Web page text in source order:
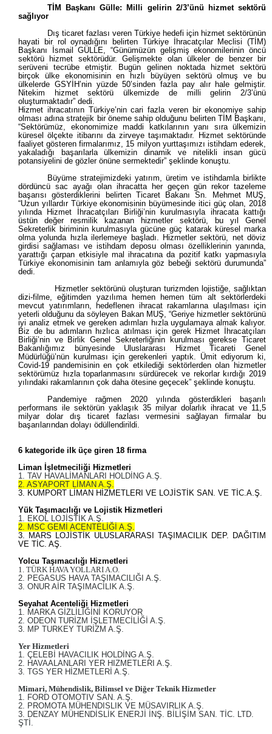
TİM Başkanı Gülle: Milli gelirin 2/3’ünü hizmet sektörü
sağlıyor
Dış ticaret fazlası veren Türkiye hedefi için hizmet sektörünün
hayati bir rol oynadığını belirten Türkiye İhracatçılar Meclisi (TİM)
Başkanı İsmail GÜLLE, “Günümüzün gelişmiş ekonomilerinin öncü
sektörü hizmet sektörüdür. Gelişmekte olan ülkeler de benzer bir
serüveni tecrübe etmiştir. Bugün gelinen noktada hizmet sektörü
birçok ülke ekonomisinin en hızlı büyüyen sektörü olmuş ve bu
ülkelerde GSYİH’nin yüzde 50’sinden fazla pay alır hale gelmiştir.
Nitekim hizmet sektörü ülkemizde de milli gelirin 2/3’ünü
oluşturmaktadır” dedi.
Hizmet ihracatının Türkiye’nin cari fazla veren bir ekonomiye sahip
olması adına stratejik bir öneme sahip olduğunu belirten TİM Başkanı,
“Sektörümüz, ekonomimize maddi katkılarının yanı sıra ülkemizin
küresel ölçekte itibarını da zirveye taşımaktadır. Hizmet sektöründe
faaliyet gösteren firmalarımız, 15 milyon yurttaşımızı istihdam ederek,
yakaladığı başarılarla ülkemizin dinamik ve nitelikli insan gücü
potansiyelini de gözler önüne sermektedir” şeklinde konuştu.
Büyüme stratejimizdeki yatırım, üretim ve istihdamla birlikte
dördüncü sac ayağı olan ihracatta her geçen gün rekor tazeleme
başarısı gösterdiklerini belirten Ticaret Bakanı Sn. Mehmet MUŞ,
“Uzun yıllardır Türkiye ekonomisinin büyümesinde itici güç olan, 2018
yılında Hizmet İhracatçıları Birliği’nin kurulmasıyla ihracata kattığı
üstün değer resmilik kazanan hizmetler sektörü, bu yıl Genel
Sekreterlik biriminin kurulmasıyla gücüne güç katarak küresel marka
olma yolunda hızla ilerlemeye başladı. Hizmetler sektörü, net döviz
girdisi sağlaması ve istihdam deposu olması özelliklerinin yanında,
yarattığı çarpan etkisiyle mal ihracatına da pozitif katkı yapmasıyla
Türkiye ekonomisinin tam anlamıyla göz bebeği sektörü durumunda”
dedi.
Hizmetler sektörünü oluşturan turizmden lojistiğe, sağlıktan
dizi-filme, eğitimden yazılıma hemen hemen tüm alt sektörlerdeki
mevcut yatırımların, hedeflenen ihracat rakamlarına ulaşılması için
yeterli olduğunu da söyleyen Bakan MUŞ, “Geriye hizmetler sektörünü
iyi analiz etmek ve gereken adımları hızla uygulamaya almak kalıyor.
Biz de bu adımların hızlıca atılması için gerek Hizmet İhracatçıları
Birliği’nin ve Birlik Genel Sekreterliğinin kurulması gerekse Ticaret
Bakanlığımız bünyesinde Uluslararası Hizmet Ticareti Genel
Müdürlüğü’nün kurulması için gerekenleri yaptık. Ümit ediyorum ki,
Covid-19 pandemisinin en çok etkilediği sektörlerden olan hizmetler
sektörümüz hızla toparlanmasını sürdürecek ve rekorlar kırdığı 2019
yılındaki rakamlarının çok daha ötesine geçecek” şeklinde konuştu.
Pandemiye rağmen 2020 yılında gösterdikleri başarılı
performans ile sektörün yaklaşık 35 milyar dolarlık ihracat ve 11,5
milyar dolar dış ticaret fazlası vermesini sağlayan firmalar bu
başarılarından dolayı ödüllendirildi.
6 kategoride ilk üçe giren 18 firma
Liman İşletmeciliği Hizmetleri
1. TAV HAVALİMANLARI HOLDİNG A.Ş.
2. ASYAPORT LİMAN A.Ş.
3. KUMPORT LİMAN HİZMETLERI VE LOJİSTİK SAN. VE TİC.A.Ş.
Yük Taşımacılığı ve Lojistik Hizmetleri
1. EKOL LOJİSTİK A.Ş.
2. MSC GEMİ ACENTELİĞİ A.Ş.
3. MARS LOJİSTİK ULUSLARARASI TAŞIMACILIK DEP. DAĞITIM
VE TİC. AŞ.
Yolcu Taşımacılığı Hizmetleri
1. TÜRK HAVA YOLLARI A.O.
2. PEGASUS HAVA TAŞIMACILIĞI A.Ş.
3. ONUR AİR TAŞIMACILIK A.Ş.
Seyahat Acenteliği Hizmetleri
1. MARKA GİZLİLİĞİNİ KORUYOR
2. ODEON TURİZM İŞLETMECİLİĞİ A.Ş.
3. MP TURKEY TURİZM A.Ş.
Yer Hizmetleri
1. ÇELEBİ HAVACILIK HOLDİNG A.Ş.
2. HAVAALANLARI YER HIZMETLERI A.Ş.
3. TGS YER HİZMETLERİ A.Ş.
Mimari, Mühendislik, Bilimsel ve Diğer Teknik Hizmetler
1. FORD OTOMOTIV SAN. A.Ş.
2. PROMOTA MÜHENDISLIK VE MÜSAVIRLIK A.Ş.
3. DENZAY MÜHENDİSLİK ENERJİ İNŞ. BİLİŞİM SAN. TİC. LTD.
ŞTİ.